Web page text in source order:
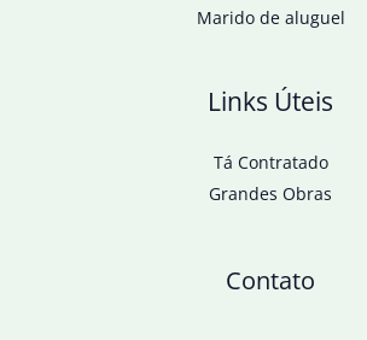
Marido de aluguel
Links Úteis
Tá Contratado
Grandes Obras
Contato